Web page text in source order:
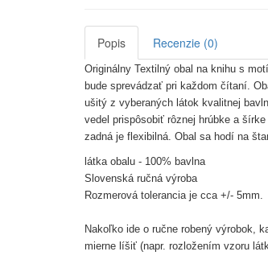
Popis Recenzie (0)
Originálny Textilný obal na knihu s
bude sprevádzať pri každom čítaní.
ušitý z vyberaných látok kvalitnej
vedel prispôsobiť rôznej hrúbke a
zadná je flexibilná. Obal sa hodí na
látka obalu - 100% bavlna
Slovenská ručná výroba
Rozmerová tolerancia je cca +/- 5mm.
Nakoľko ide o ručne robený výrobok,
mierne líšiť (napr. rozložením vzoru